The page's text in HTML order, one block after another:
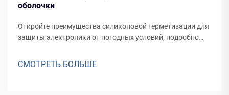
оболочки
Откройте преимущества силиконовой герметизации для
защиты электроники от погодных условий, подробно
изоляции. Узнайте о процессе силиконовой
СМОТРЕТЬ БОЛЬШЕ